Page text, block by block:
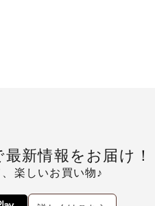
新情報をお届け！
楽しいお買い物♪